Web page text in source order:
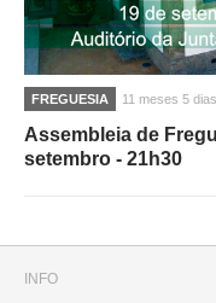
FREGUESIA 11 meses 5
Assembleia de
setembro - 21h30
INFO